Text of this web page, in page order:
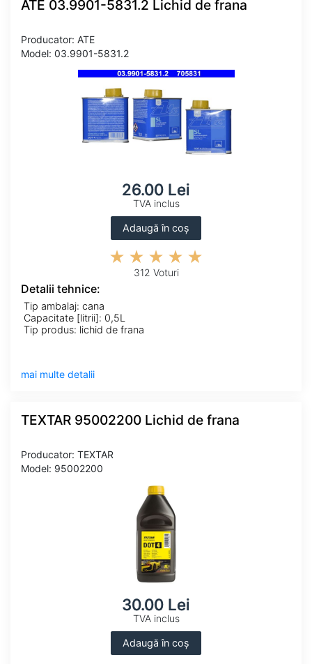
ATE 03.9901-5831.2 Lichid de frana
Producator: ATE
Model: 03.9901-5831.2
26.00 Lei
TVA inclus
Adaugă în coș
312 Voturi
Detalii tehnice:
Tip ambalaj: cana
Capacitate [litrii]: 0,5L
Tip produs: lichid de frana
mai multe detalii
TEXTAR 95002200 Lichid de frana
Producator: TEXTAR
Model: 95002200
30.00 Lei
TVA inclus
Adaugă în coș